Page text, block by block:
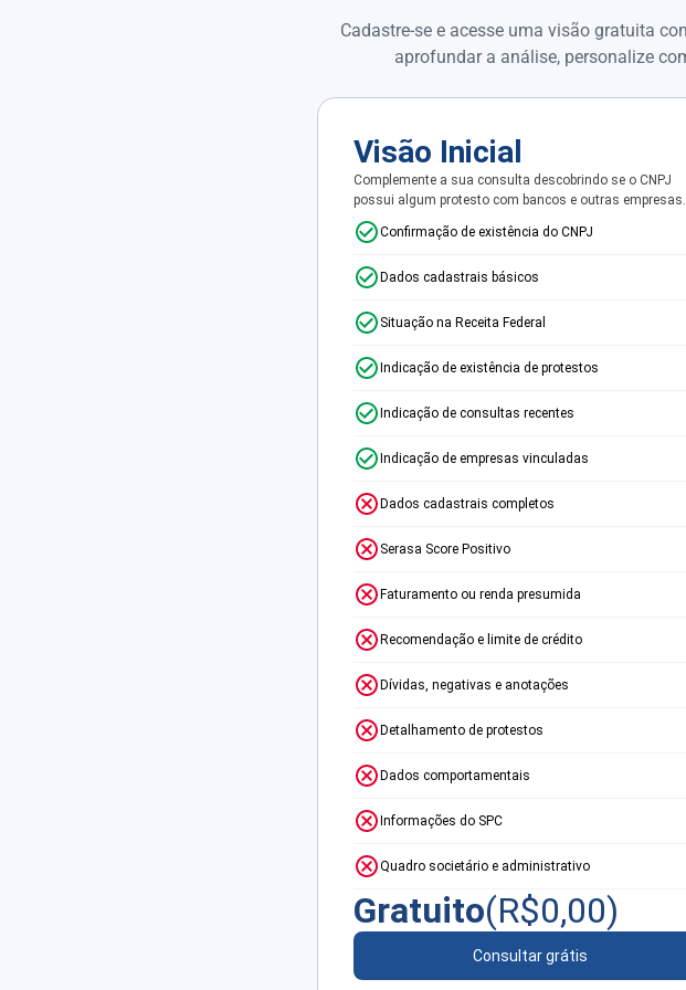
Cadastre-se e acesse uma visão gratuita
aprofundar a análise, personalize
Visão Inicial
Complemente a sua consulta descobrindo se o CNPJ
possui algum protesto com bancos e outras empresas.
Confirmação de existência do CNPJ
Dados cadastrais básicos
Situação na Receita Federal
Indicação de existência de protestos
Indicação de consultas recentes
Indicação de empresas vinculadas
Dados cadastrais completos
Serasa Score Positivo
Faturamento ou renda presumida
Recomendação e limite de crédito
Dívidas, negativas e anotações
Detalhamento de protestos
Dados comportamentais
Informações do SPC
Quadro societário e administrativo
Gratuito(R$0,00)
Consultar grátis